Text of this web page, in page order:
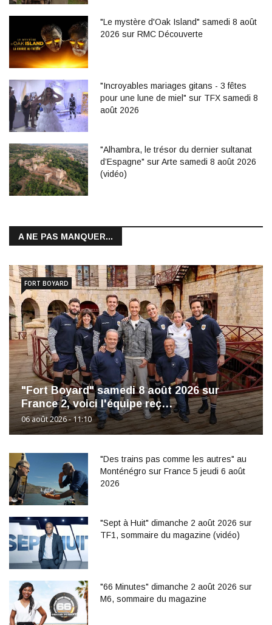
"Le mystère d'Oak Island" samedi 8 août
2026 sur RMC Découverte
"Incroyables mariages gitans - 3 fêtes
pour une lune de miel" sur TFX samedi 8
août 2026
"Alhambra, le trésor du dernier sultanat
d’Espagne" sur Arte samedi 8 août 2026
(vidéo)
A NE PAS MANQUER...
"Fort Boyard" samedi 8 août 2026 sur
France 2, voici l'équipe reç…
06 août 2026 - 11:10
FORT BOYARD
"Des trains pas comme les autres" au
Monténégro sur France 5 jeudi 6 août
2026
"Sept à Huit" dimanche 2 août 2026 sur
TF1, sommaire du magazine (vidéo)
"66 Minutes" dimanche 2 août 2026 sur
M6, sommaire du magazine